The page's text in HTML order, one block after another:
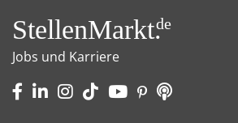
StellenMarkt.de
Jobs und Karriere